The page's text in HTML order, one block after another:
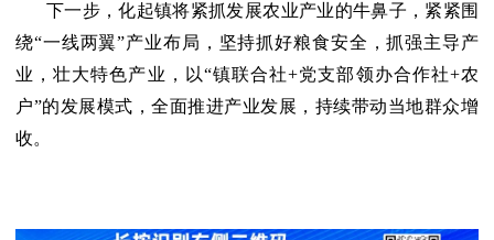
下一步，化起镇将紧抓发展农业产业的牛鼻子，紧紧围
绕“一线两翼”产业布局，坚持抓好粮食安全，抓强主导产
业，壮大特色产业，以“镇联合社+党支部领办合作社+农
户”的发展模式，全面推进产业发展，持续带动当地群众增
收。